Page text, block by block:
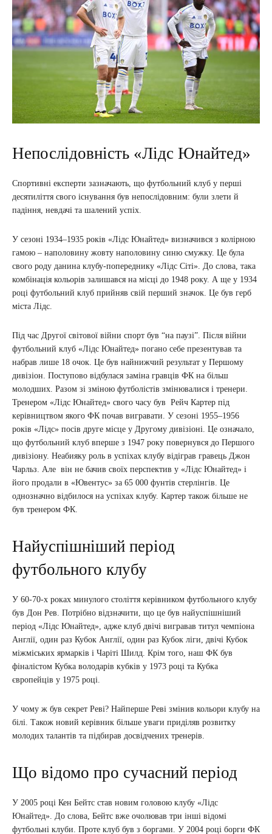
Непослідовність «Лідс Юнайтед»
Спортивні експерти зазначають, що футбольний клуб у перші
десятиліття свого існування був непослідовним: були злети й
падіння, невдачі та шалений успіх.
У сезоні 1934–1935 років «Лідс Юнайтед» визначився з колірною
гамою – наполовину жовту наполовину синю смужку. Це була
свого роду данина клубу-попереднику «Лідс Сіті». До слова, така
комбінація кольорів залишався на місці до 1948 року. А ще у 1934
році футбольний клуб прийняв свій перший значок. Це був герб
міста Лідс.
Під час Другої світової війни спорт був “на паузі”. Після війни
футбольний клуб «Лідс Юнайтед» погано себе презентував та
набрав лише 18 очок. Це був найнижчий результат у Першому
дивізіон. Поступово відбулася заміна гравців ФК на більш
молодших. Разом зі зміною футболістів змінювалися і тренери.
Тренером «Лідс Юнайтед» свого часу був Рейч Картер під
керівництвом якого ФК почав вигравати. У сезоні 1955–1956
років «Лідс» посів друге місце у Другому дивізіоні. Це означало,
що футбольний клуб вперше з 1947 року повернувся до Першого
дивізіону. Неабияку роль в успіхах клубу відіграв гравець Джон
Чарльз. Але він не бачив своїх перспектив у «Лідс Юнайтед» і
його продали в «Ювентус» за 65 000 фунтів стерлінгів. Це
однозначно відбилося на успіхах клубу. Картер також більше не
був тренером ФК.
Найуспішніший період
футбольного клубу
У 60-70-х роках минулого століття керівником футбольного клубу
був Дон Рев. Потрібно відзначити, що це був найуспішніший
період «Лідс Юнайтед», адже клуб двічі вигравав титул чемпіона
Англії, один раз Кубок Англії, один раз Кубок ліги, двічі Кубок
міжміських ярмарків і Чаріті Шилд. Крім того, наш ФК був
фіналістом Кубка володарів кубків у 1973 році та Кубка
європейців у 1975 році.
У чому ж був секрет Реві? Найперше Реві змінив кольори клубу на
білі. Також новий керівник більше уваги приділяв розвитку
молодих талантів та підбирав досвідчених тренерів.
Що відомо про сучасний період
У 2005 році Кен Бейтс став новим головою клубу «Лідс
Юнайтед». До слова, Бейтс вже очолював три інші відомі
футбольні клуби. Проте клуб був з боргами. У 2004 році борги ФК